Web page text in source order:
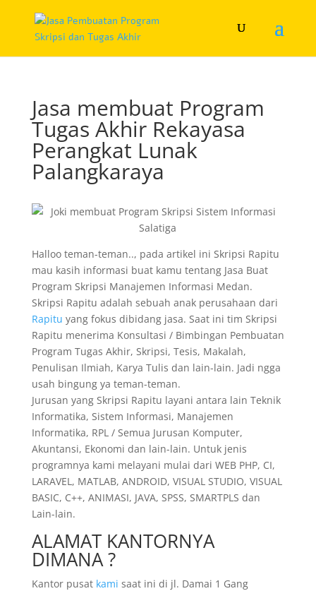
Jasa membuat Program
Tugas Akhir Rekayasa
Perangkat Lunak
Palangkaraya
Halloo teman-teman.., pada artikel ini Skripsi Rapitu
mau kasih informasi buat kamu tentang Jasa Buat
Program Skripsi Manajemen Informasi Medan.
Skripsi Rapitu adalah sebuah anak perusahaan dari
Rapitu yang fokus dibidang jasa. Saat ini tim Skripsi
Rapitu menerima Konsultasi / Bimbingan Pembuatan
Program Tugas Akhir, Skripsi, Tesis, Makalah,
Penulisan Ilmiah, Karya Tulis dan lain-lain. Jadi ngga
usah bingung ya teman-teman.
Jurusan yang Skripsi Rapitu layani antara lain Teknik
Informatika, Sistem Informasi, Manajemen
Informatika, RPL / Semua Jurusan Komputer,
Akuntansi, Ekonomi dan lain-lain. Untuk jenis
programnya kami melayani mulai dari WEB PHP, CI,
LARAVEL, MATLAB, ANDROID, VISUAL STUDIO, VISUAL
BASIC, C++, ANIMASI, JAVA, SPSS, SMARTPLS dan
Lain-lain.
ALAMAT KANTORNYA
DIMANA ?
Kantor pusat kami saat ini di jl. Damai 1 Gang